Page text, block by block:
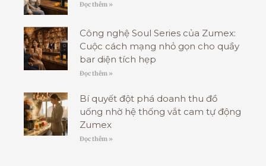
Đọc thêm »
Công nghệ Soul Series của Zumex:
Cuộc cách mạng nhỏ gọn cho quầy
bar diện tích hẹp
Đọc thêm »
Bí quyết đột phá doanh thu đồ
uống nhờ hệ thống vắt cam tự động
Zumex
Đọc thêm »